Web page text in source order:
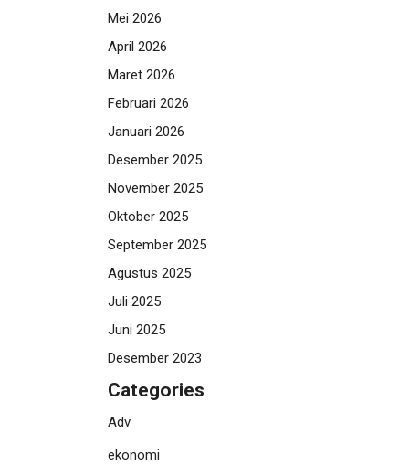
Mei 2026
April 2026
Maret 2026
Februari 2026
Januari 2026
Desember 2025
November 2025
Oktober 2025
September 2025
Agustus 2025
Juli 2025
Juni 2025
Desember 2023
Categories
Adv
ekonomi